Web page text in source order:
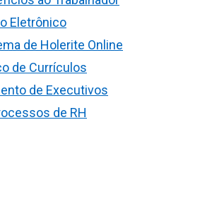
Eletrônico
de Holerite Online
de Currículos
de Executivos
de RH